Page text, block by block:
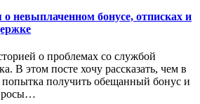
невыплаченном бонусе, отписках и
о проблемах со службой
В этом посте хочу рассказать, чем в
попытка получить обещанный бонус и